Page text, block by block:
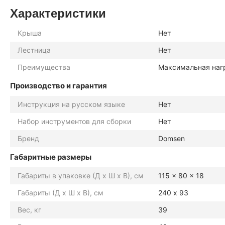
Характеристики
Крыша
Нет
Лестница
Нет
Преимущества
Максимальная
Производство и гарантия
Инструкция на русском языке
Нет
Набор инструментов для сборки
Нет
Бренд
Domsen
Габаритные размеры
Габариты в упаковке (Д х Ш х В), см
115 x 80 x 18
Габариты (Д х Ш х В), см
240 х 93
Вес, кг
39